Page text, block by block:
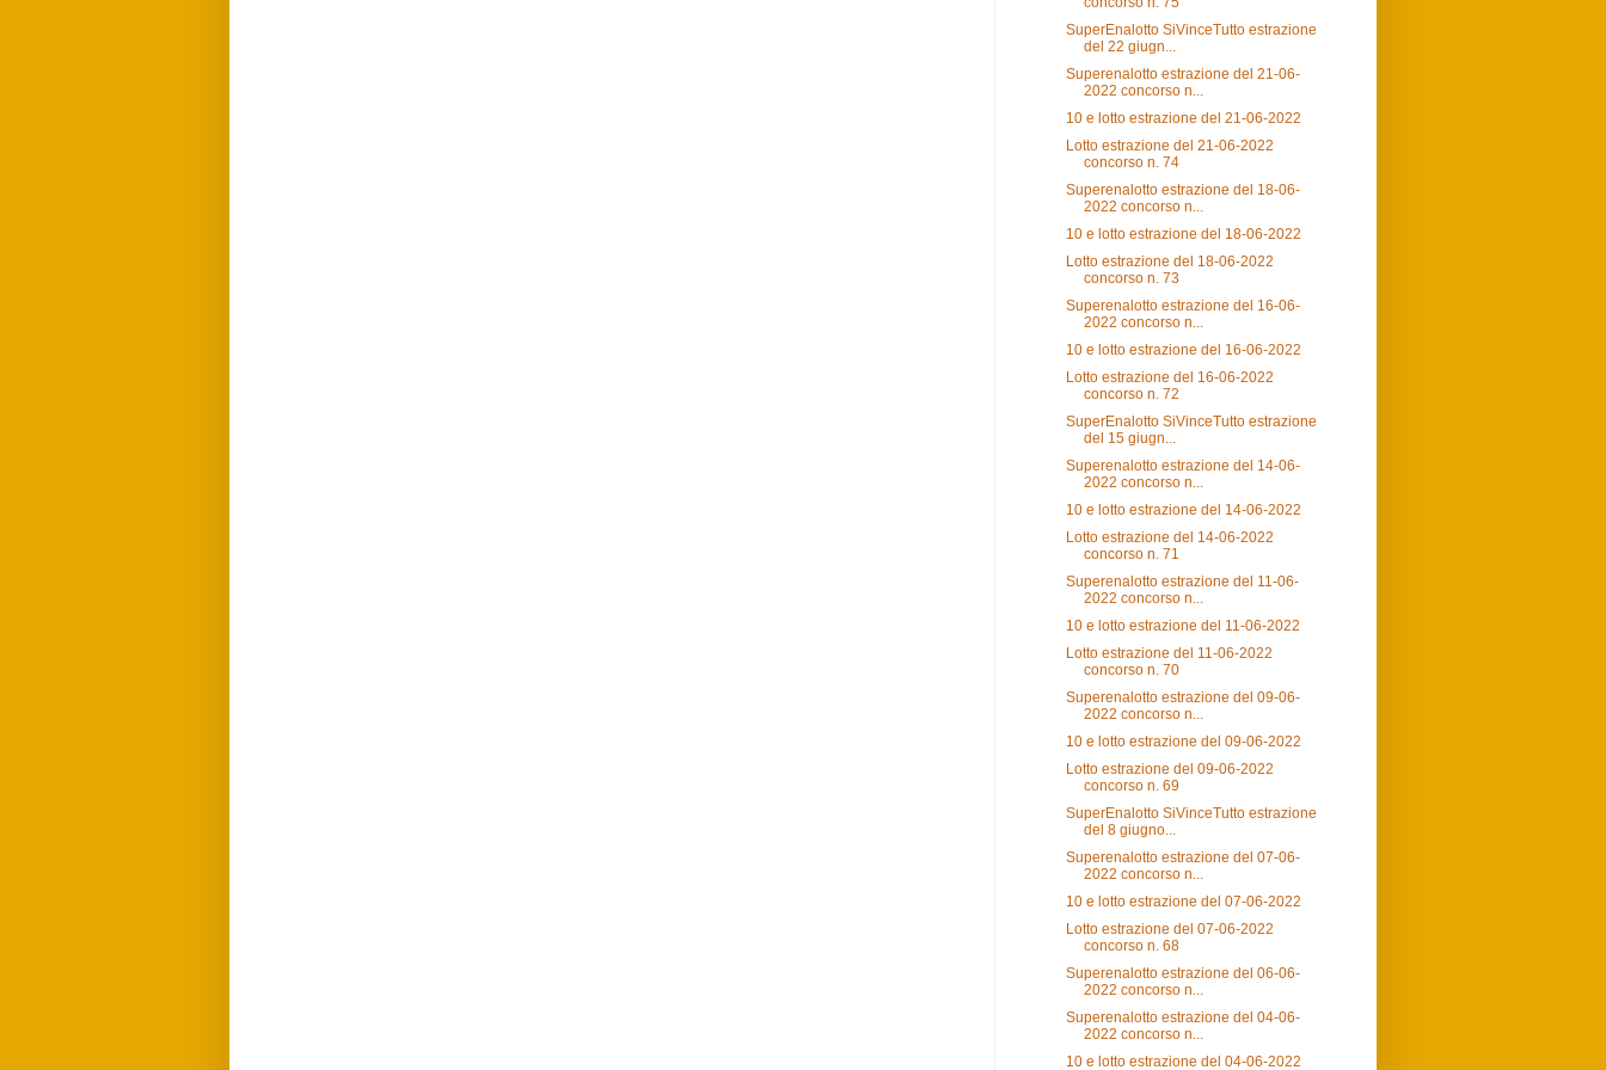
SuperEnalotto SiVinceTutto estrazione
del 22 giugn...
Superenalotto estrazione del 21-06-
2022 concorso n...
10 e lotto estrazione del 21-06-2022
Lotto estrazione del 21-06-2022
concorso n. 74
Superenalotto estrazione del 18-06-
2022 concorso n...
10 e lotto estrazione del 18-06-2022
Lotto estrazione del 18-06-2022
concorso n. 73
Superenalotto estrazione del 16-06-
2022 concorso n...
10 e lotto estrazione del 16-06-2022
Lotto estrazione del 16-06-2022
concorso n. 72
SuperEnalotto SiVinceTutto estrazione
del 15 giugn...
Superenalotto estrazione del 14-06-
2022 concorso n...
10 e lotto estrazione del 14-06-2022
Lotto estrazione del 14-06-2022
concorso n. 71
Superenalotto estrazione del 11-06-
2022 concorso n...
10 e lotto estrazione del 11-06-2022
Lotto estrazione del 11-06-2022
concorso n. 70
Superenalotto estrazione del 09-06-
2022 concorso n...
10 e lotto estrazione del 09-06-2022
Lotto estrazione del 09-06-2022
concorso n. 69
SuperEnalotto SiVinceTutto estrazione
del 8 giugno...
Superenalotto estrazione del 07-06-
2022 concorso n...
10 e lotto estrazione del 07-06-2022
Lotto estrazione del 07-06-2022
concorso n. 68
Superenalotto estrazione del 06-06-
2022 concorso n...
Superenalotto estrazione del 04-06-
2022 concorso n...
10 e lotto estrazione del 04-06-2022